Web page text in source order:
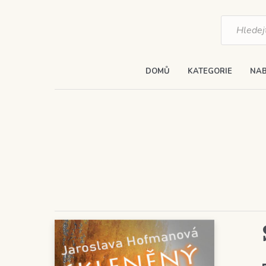
Products
search
DOMŮ KATEGORIE